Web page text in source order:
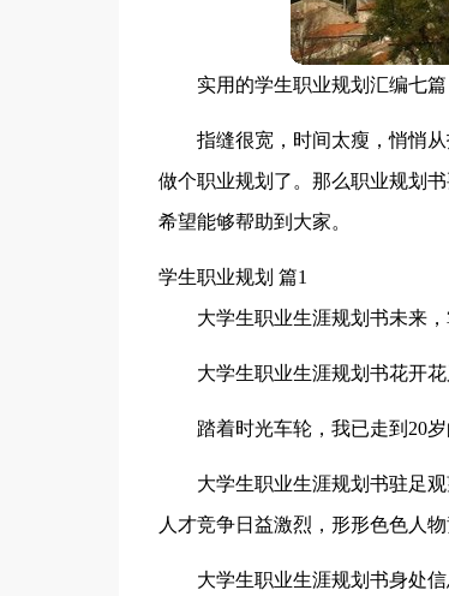
实用的学生职业规划汇编七篇
指缝很宽，时间太瘦，悄悄
做个职业规划了。那么职业规划
希望能够帮助到大家。
学生职业规划 篇1
大学生职业生涯规划书未来
大学生职业生涯规划书花开花
踏着时光车轮，我已走到20岁
大学生职业生涯规划书驻足
人才竞争日益激烈，形形色色人
大学生职业生涯规划书身处